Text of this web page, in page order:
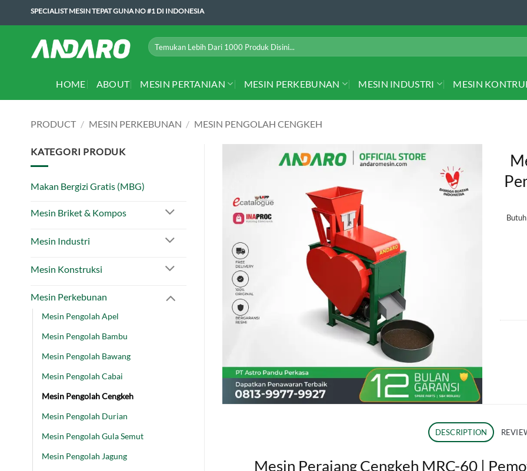
SPECIALIST MESIN TEPAT GUNA NO #1 DI INDONESIA
Search
for:
HOME ABOUT MESIN PERTANIAN MESIN PERKEBUNAN MESIN INDUSTRI MESIN
PRODUCT / MESIN PERKEBUNAN / MESIN PENGOLAH CENGKEH
KATEGORI PRODUK
Makan Bergizi Gratis (MBG)
Mesin Briket & Kompos
Mesin Industri
Mesin Konstruksi
Mesin Perkebunan
Mesin Pengolah Apel
Mesin Pengolah Bambu
Mesin Pengolah Bawang
Mesin Pengolah Cabai
Mesin Pengolah Cengkeh
Mesin Pengolah Durian
Mesin Pengolah Gula Semut
Mesin Pengolah Jagung
Butuh
DESCRIPTION
Mesin Perajang Cengkeh MRC-60 |